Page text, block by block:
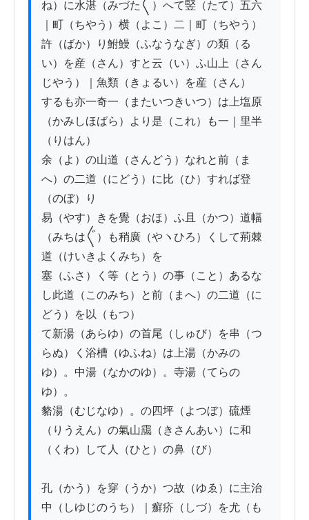
ね）に水湛（みづた〱）へて竪（たて）五六
｜町（ちやう）横（よこ）二｜町（ちやう）
許（ばか）り鮒鰻（ふなうなぎ）の類（る
い）を産（さん）すと云（い）ふ山上（さん
じやう）｜魚類（きょるい）を産（さん）
するも亦一奇一（またいつきいつ）は上塩原
（かみしほばら）より是（これ）も一｜里半
（りはん）
余（よ）の山道（さんどう）なれと前（ま
へ）の二道（にどう）に比（ひ）すれば登
（のぼ）り
易（やす）きを覺（おほ）ふ且（かつ）道幅
（みちは〲）も稍廣（やヽひろ）くして荊棘
道（けいきよくみち）を
塞（ふさ）く等（とう）の事（こと）あるな
し此道（このみち）と前（まへ）の二道（に
どう）を以（もつ）
て新湯（あらゆ）の首尾（しゅび）を串（つ
らぬ）く浴槽（ゆふね）は上湯（かみの
ゆ）。中湯（なかのゆ）。寺湯（てらの
ゆ）。
貉湯（むじなゆ）。の四坪（よつぼ）硫煙
（りうえん）の氣山靄（きさんあい）に和
（くわ）して人（ひと）の鼻（び）
孔（かう）を穿（うか）つ故（ゆゑ）に主治
中（しゆじのうち）｜癬疥（しづ）を尤（も